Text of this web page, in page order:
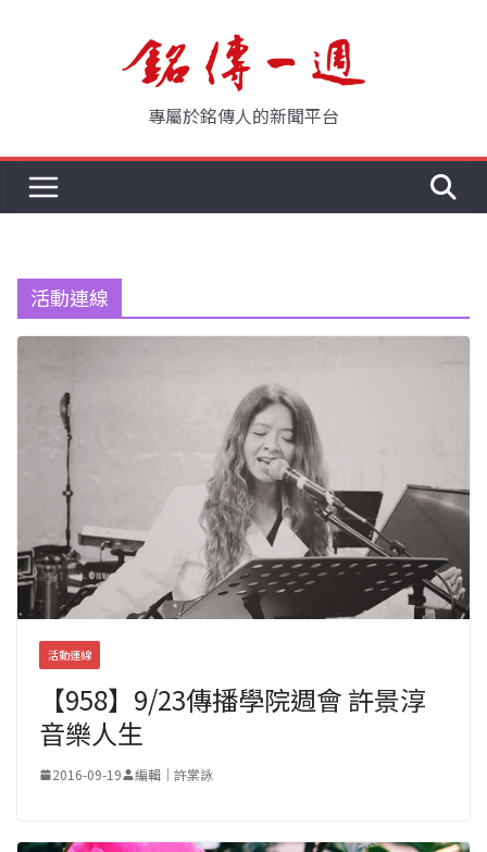
專屬於銘傳人的新聞平台
活動連線
活動連線
【958】9/23傳播學院週會 許景淳
音樂人生
2016-09-19 編輯｜許棠詠